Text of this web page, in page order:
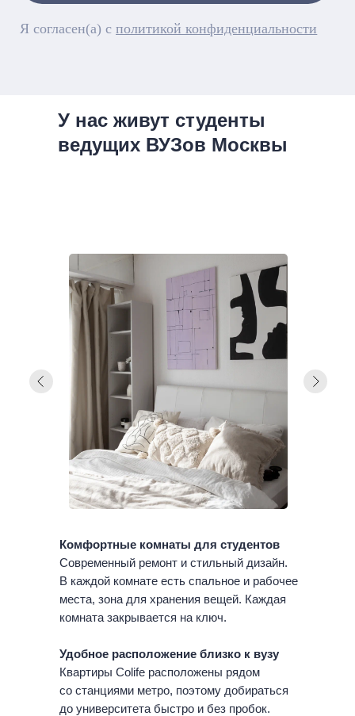
У нас живут студенты
ведущих ВУЗов Москвы
Комфортные комнаты для студентов
Современный ремонт и стильный дизайн.
В каждой комнате есть спальное и рабочее
места, зона для хранения вещей. Каждая
комната закрывается на ключ.
Удобное расположение близко к вузу
Квартиры Colife расположены рядом
со станциями метро, поэтому добираться
до университета быстро и без пробок.